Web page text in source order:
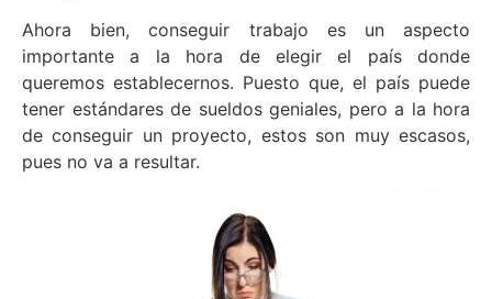
Ahora bien, conseguir trabajo es un aspecto
importante a la hora de elegir el país donde
queremos establecernos. Puesto que, el país puede
tener estándares de sueldos geniales, pero a la hora
de conseguir un proyecto, estos son muy escasos,
pues no va a resultar.